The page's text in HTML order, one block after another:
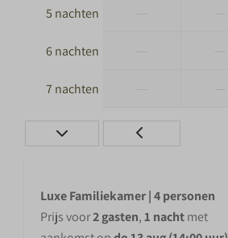
5 nachten
6 nachten
7 nachten
Luxe Familiekamer | 4 personen
Prijs voor2 gasten,1 nachtmet